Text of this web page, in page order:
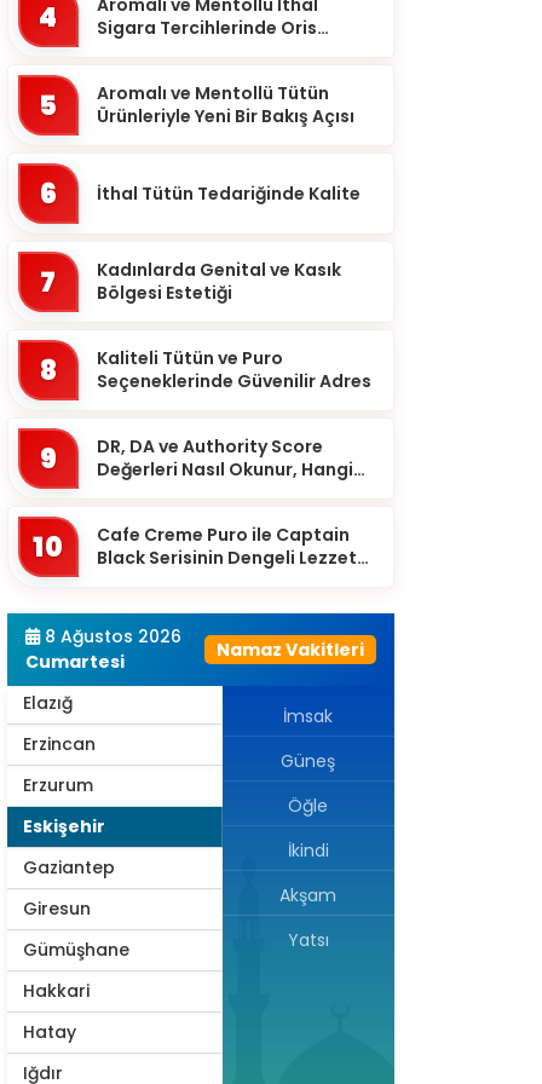
4
Aromalı ve Mentollü İthal
Sigara Tercihlerinde Oris
5
Aromalı ve Mentollü Tütün
Ürünleriyle Yeni Bir Bakış Açısı
6 İthal Tütün Tedariğinde Kalite
7
Kadınlarda Genital ve Kasık
Bölgesi Estetiği
8
Kaliteli Tütün ve Puro
Seçeneklerinde Güvenilir Adres
9
DR, DA ve Authority Score
Değerleri Nasıl Okunur, Hangi
10
Cafe Creme Puro ile Captain
Black Serisinin Dengeli Lezzet
8 Ağustos 2026
Cumartesi
Namaz Vakitleri
Bartın
Batman
Bayburt
Bilecik
Bingöl
Bitlis
Bolu
Bursa
Çankırı
Denizli
Diyarbakır
Düzce
Edirne
Elazığ
Erzincan
Erzurum
Eskişehir
Gaziantep
Giresun
Gümüşhane
Hakkari
Hatay
Iğdır
İmsak
Güneş
Öğle
İkindi
Akşam
Yatsı